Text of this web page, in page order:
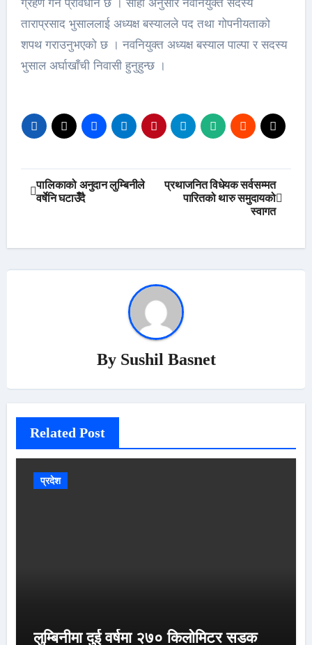
ग्रहण गर्ने प्रावधान छ । सोही अनुसार नवनियुक्त सदस्य
ताराप्रसाद भुसाललाई अध्यक्ष बस्यालले पद तथा गोपनीयताको
शपथ गराउनुभएको छ । नवनियुक्त अध्यक्ष बस्याल पाल्पा र सदस्य
भुसाल अर्घाखाँची निवासी हुनुहुन्छ ।
Post
navigation
पालिकाको अनुदान लुम्बिनीले
वर्षेनि घटाउँँदै
प्रथाजनित विधेयक सर्वसम्मत
पारितको थारु समुदायको
स्वागत
By Sushil Basnet
Related Post
प्रदेश
लुम्बिनीमा दुई वर्षमा २७० किलोमिटर सडक